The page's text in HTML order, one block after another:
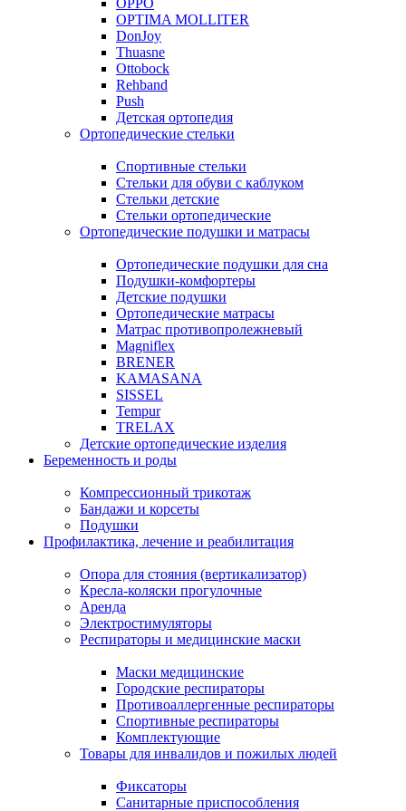
OPPO
OPTIMA MOLLITER
DonJoy
Thuasne
Ottobock
Rehband
Push
Детская ортопедия
Ортопедические стельки
Спортивные стельки
Стельки для обуви с каблуком
Стельки детские
Стельки ортопедические
Ортопедические подушки и матрасы
Ортопедические подушки для сна
Подушки-комфортеры
Детские подушки
Ортопедические матрасы
Матрас противопролежневый
Magniflex
BRENER
KAMASANA
SISSEL
Tempur
TRELAX
Детские ортопедические изделия
Беременность и роды
Компрессионный трикотаж
Бандажи и корсеты
Подушки
Профилактика, лечение и реабилитация
Опора для стояния (вертикализатор)
Кресла-коляски прогулочные
Аренда
Электростимуляторы
Респираторы и медицинские маски
Маски медицинские
Городские респираторы
Противоаллергенные респираторы
Спортивные респираторы
Комплектующие
Товары для инвалидов и пожилых людей
Фиксаторы
Санитарные приспособления